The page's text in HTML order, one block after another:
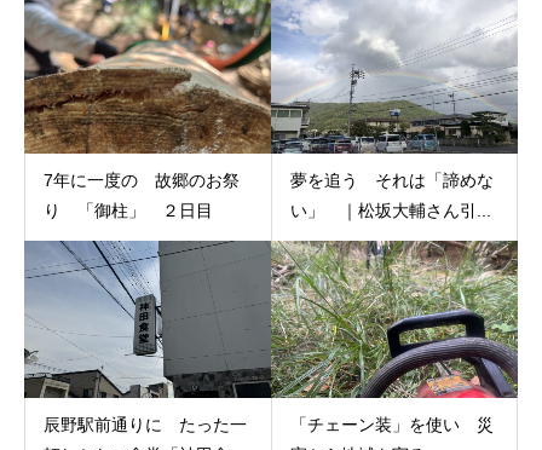
7年に一度の 故郷のお祭
り 「御柱」 ２日目
夢を追う それは「諦めな
い」 ｜松坂大輔さん引...
辰野駅前通りに たった一
「チェーン装」を使い 災